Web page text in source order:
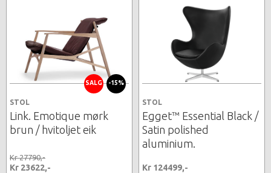
SALG -15%
STOL
Link. Emotique mørk
brun / hvitoljet eik
Kr 27790,-
Kr 23622,-
STOL
Egget™ Essential Black /
Satin polished
aluminium.
Kr 124499,-